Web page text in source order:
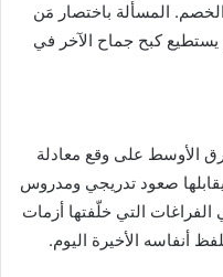
المسألة باختصار مَن
كبح جماح الآخر في
2003، عاش الشرق الأوسط على وقع معادلة
صعود تدريجي ومدروس
التي خلّفتها أزمات
أنفاسه الأخيرة اليوم.